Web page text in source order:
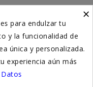
×
para endulzar tu
y la funcionalidad de
única y personalizada.
experiencia aún más